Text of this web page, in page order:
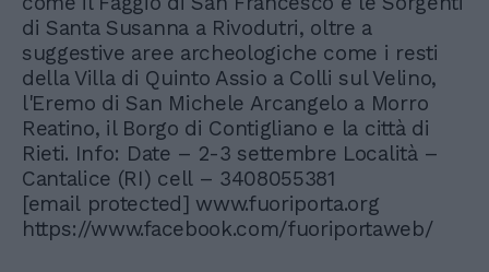
di Santa Susanna a Rivodutri, oltre a
suggestive aree archeologiche come i resti
della Villa di Quinto Assio a Colli sul Velino,
l'Eremo di San Michele Arcangelo a Morro
Reatino, il Borgo di Contigliano e la città di
Rieti. Info: Date – 2-3 settembre Località –
Cantalice (RI) cell – 3408055381
[email protected] www.fuoriporta.org
https://www.facebook.com/fuoriportaweb/